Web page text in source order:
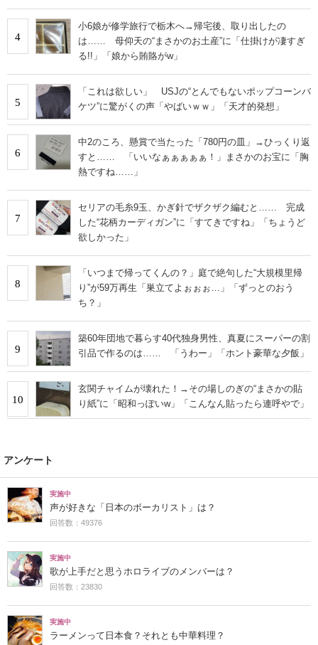
4
小6娘が修学旅行で栃木へ→帰宅後、取り出したの
は…… 母仰天の“まさかのお土産”に「仕掛けが凄すぎ
る!!」「娘から賄賂がw」
5
「これは欲しい」 USJの“とんでもないポップコーンバ
ケツ”に驚がくの声「やばいｗｗ」「天才的発想」
6
中2のころ、懸賞で当たった「780円の皿」→ひっくり返
すと…… 「いいなぁぁぁぁぁ！」まさかのお宝に「胸
熱ですね……」
7
セリアの毛糸9玉、かぎ針でザクザク編むと…… 完成
した“花柄カーディガン”に「すてきですね」「ちょうど
欲しかった」
8
「いつまで帰ってくんの？」庭で絶句した“大規模里帰
り”が59万再生「巣立てよぉぉぉ…」「ずっとのおう
ち？」
9
築60年団地で暮らす40代独身男性、真夏にスーパーの割
引品で作るのは…… 「うわー」「ホント豪華な夕飯」
10
玄関チャイムが壊れた！→その場しのぎの“まさかの貼
り紙”に「昭和っぽいw」「こんなん貼ったら連呼やで」
アンケート
実施中
声が好きな「日本のボーカリスト」は？
回答数：49376
実施中
歌が上手だと思うホロライブのメンバーは？
回答数：23830
実施中
ラーメンって日本食？それとも中華料理？